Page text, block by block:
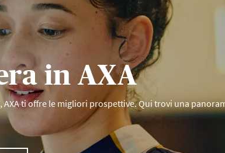
in AXA
ti offre le migliori prospettive. Qui trovi una